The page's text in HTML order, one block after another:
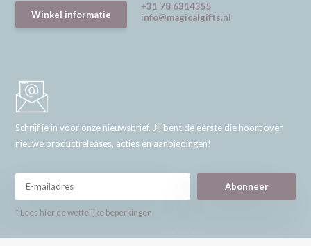
Winkel informatie
+31 78 6314355
info@magicalgifts.nl
Schrijf je in voor onze nieuwsbrief. Jij bent de eerste die hoort over
nieuwe productreleases, acties en aanbiedingen!
Abonneer
* Lees hier de wettelijke beperkingen